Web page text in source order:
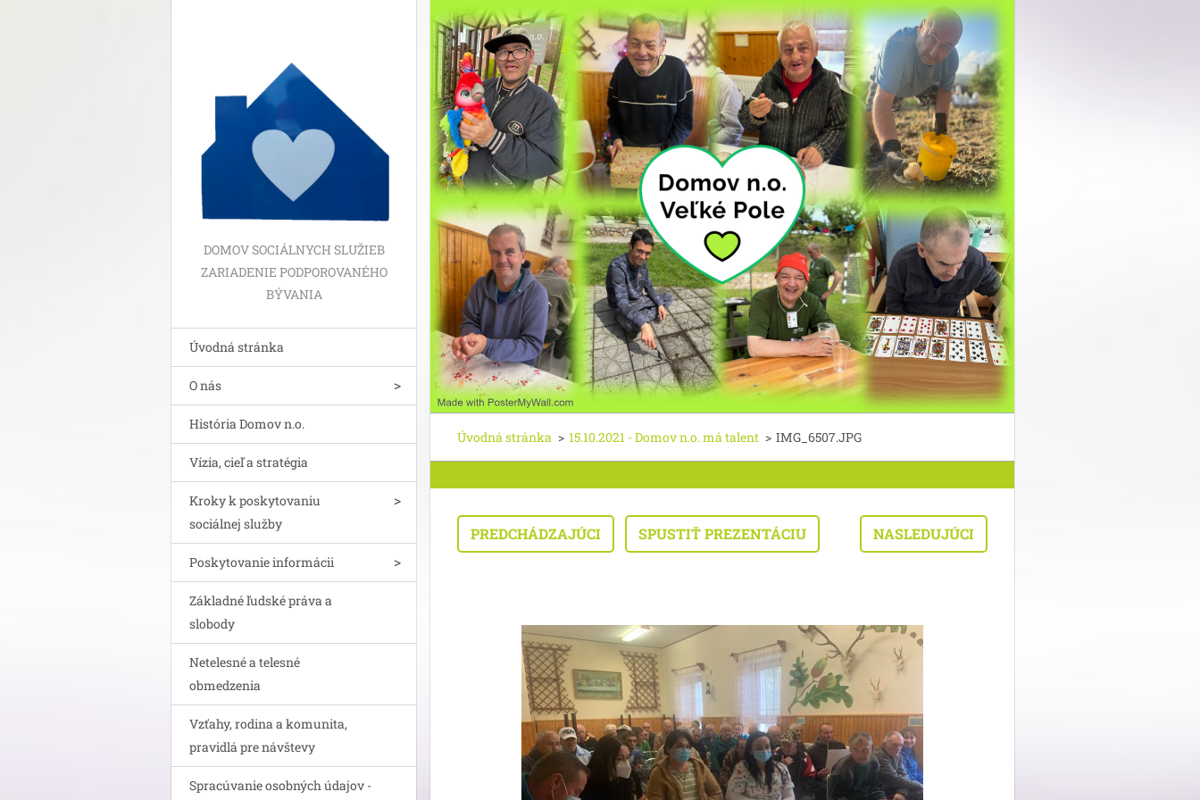
DOMOV SOCIÁLNYCH SLUŽIEB
ZARIADENIE PODPOROVANÉHO
BÝVANIA
Úvodná stránka
O nás
História Domov n.o.
Vízia, cieľ a stratégia
Kroky k poskytovaniu
sociálnej služby
Poskytovanie informácii
Základné ľudské práva a
slobody
Netelesné a telesné
obmedzenia
Vzťahy, rodina a komunita,
pravidlá pre návštevy
Spracúvanie osobných údajov -
Úvodná stránka > 15.10.2021 - Domov n.o. má talent > IMG_6507.JPG
PREDCHÁDZAJÚCI SPUSTIŤ PREZENTÁCIU NASLEDUJÚCI